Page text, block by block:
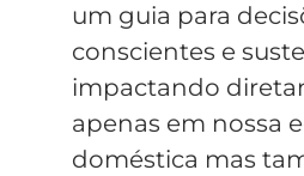
um guia para
conscientes e
impactando
apenas em nossa
doméstica mas